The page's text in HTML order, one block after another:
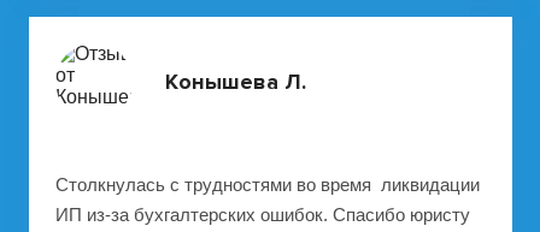
Конышева Л.
Столкнулась с трудностями во время ликвидации
ИП из-за бухгалтерских ошибок. Спасибо юристу